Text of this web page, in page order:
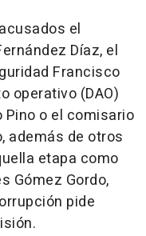
el
Díaz, el
Francisco
operativo (DAO)
Pino o el comisario
además de otros
etapa como
Gómez Gordo,
pide